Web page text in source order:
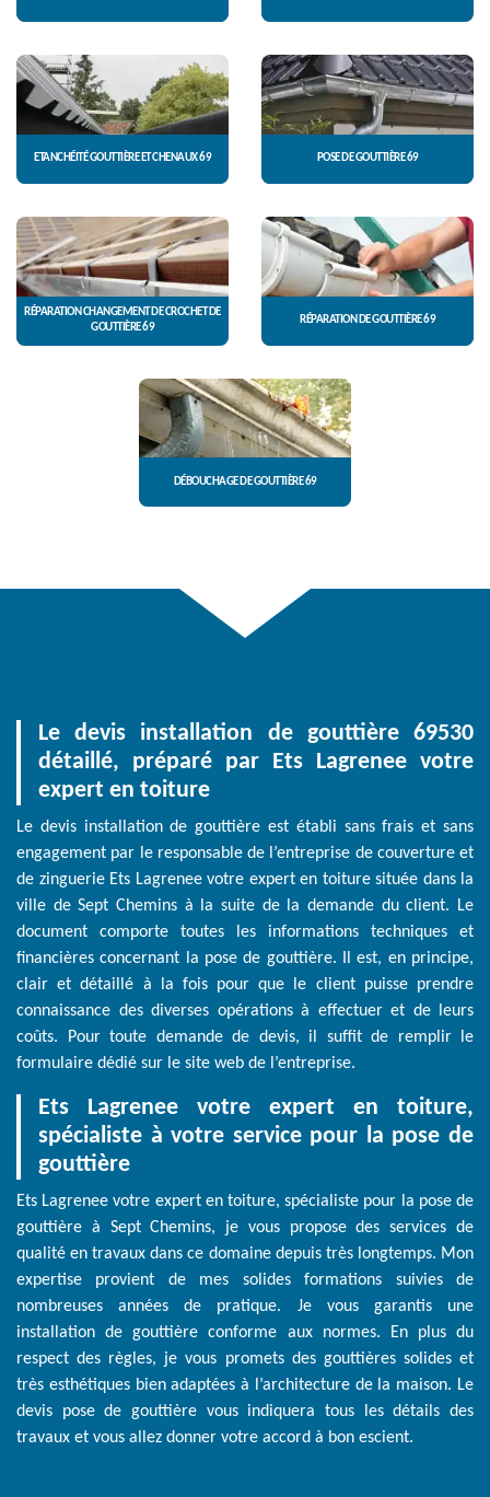
ETANCHÉITÉ GOUTTIÈRE ET CHENAUX 69 POSE DE GOUTTIÈRE 69
RÉPARATION CHANGEMENT DE CROCHET DE
GOUTTIÈRE 69
RÉPARATION DE GOUTTIÈRE 69
DÉBOUCHAGE DE GOUTTIÈRE 69
Le devis installation de gouttière 69530
détaillé, préparé par Ets Lagrenee votre
expert en toiture
Le devis installation de gouttière est établi sans frais et sans
engagement par le responsable de l’entreprise de couverture et
de zinguerie Ets Lagrenee votre expert en toiture située dans la
ville de Sept Chemins à la suite de la demande du client. Le
document comporte toutes les informations techniques et
financières concernant la pose de gouttière. Il est, en principe,
clair et détaillé à la fois pour que le client puisse prendre
connaissance des diverses opérations à effectuer et de leurs
coûts. Pour toute demande de devis, il suffit de remplir le
formulaire dédié sur le site web de l’entreprise.
Ets Lagrenee votre expert en toiture,
spécialiste à votre service pour la pose de
gouttière
Ets Lagrenee votre expert en toiture, spécialiste pour la pose de
gouttière à Sept Chemins, je vous propose des services de
qualité en travaux dans ce domaine depuis très longtemps. Mon
expertise provient de mes solides formations suivies de
nombreuses années de pratique. Je vous garantis une
installation de gouttière conforme aux normes. En plus du
respect des règles, je vous promets des gouttières solides et
très esthétiques bien adaptées à l’architecture de la maison. Le
devis pose de gouttière vous indiquera tous les détails des
travaux et vous allez donner votre accord à bon escient.